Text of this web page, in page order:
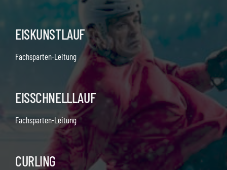
EISKUNSTLAUF
Fachsparten-Leitung
EISSCHNELLLAUF
Fachsparten-Leitung
CURLING